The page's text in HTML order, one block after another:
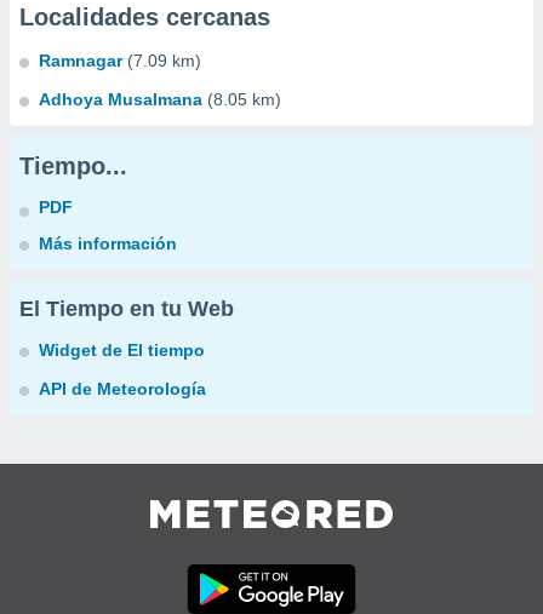
Localidades cercanas
Ramnagar (7.09 km)
Adhoya Musalmana (8.05 km)
Tiempo...
PDF
Más información
El Tiempo en tu Web
Widget de El tiempo
API de Meteorología